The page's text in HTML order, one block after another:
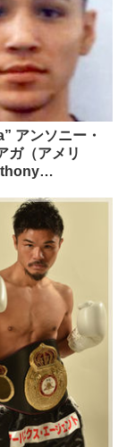
アンソニー・
ガ（アメリ